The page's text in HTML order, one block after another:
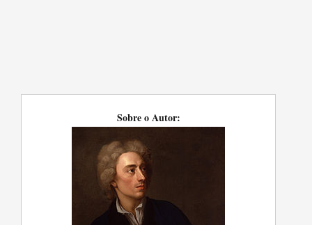
Sobre o Autor: